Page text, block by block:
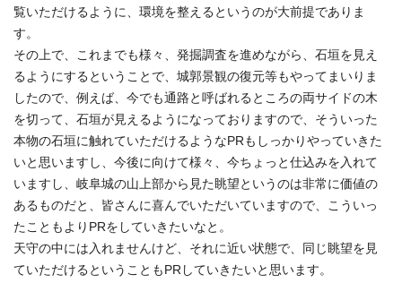
覧いただけるように、環境を整えるというのが大前提でありま
す。
その上で、これまでも様々、発掘調査を進めながら、石垣を見え
るようにするということで、城郭景観の復元等もやってまいりま
したので、例えば、今でも通路と呼ばれるところの両サイドの木
を切って、石垣が見えるようになっておりますので、そういった
本物の石垣に触れていただけるようなPRもしっかりやっていきた
いと思いますし、今後に向けて様々、今ちょっと仕込みを入れて
いますし、岐阜城の山上部から見た眺望というのは非常に価値の
あるものだと、皆さんに喜んでいただいていますので、こういっ
たこともよりPRをしていきたいなと。
天守の中には入れませんけど、それに近い状態で、同じ眺望を見
ていただけるということもPRしていきたいと思います。